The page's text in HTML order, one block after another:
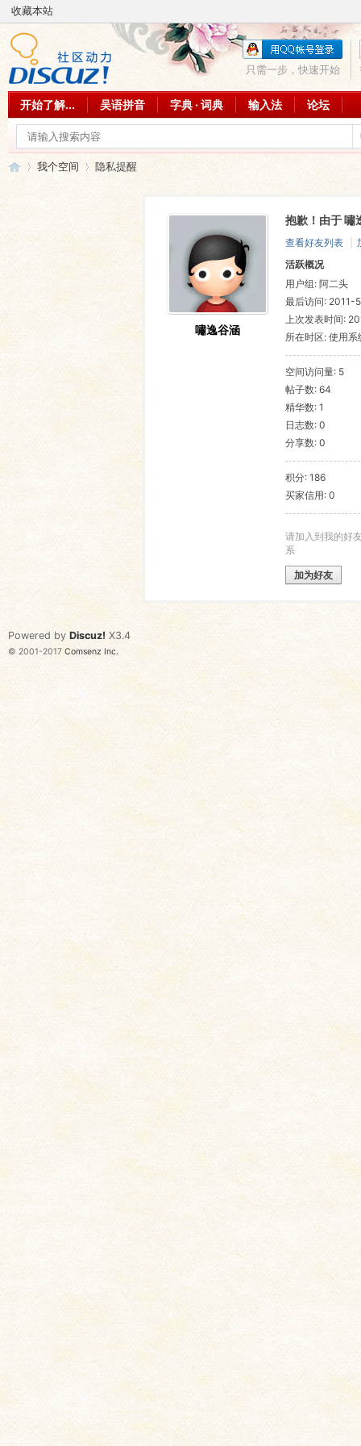
收藏本站
只需一步，快速开始
开始了解... 吴语拼音 字典 · 词典 输入法 论坛
吴
语
会
我个空间 隐私提醒
嘯逸谷涵
抱歉！由于 嘯
查看好友列表
活跃概况
用户组: 阿二头
最后访问: 2011-
上次发表时间:
所在时区: 使用系
空间访问量: 5
帖子数: 64
精华数: 1
日志数: 0
分享数: 0
积分: 186
买家信用: 0
请加入到我的好
系
加为好友
Powered by Discuz! X3.4
© 2001-2017 Comsenz Inc.